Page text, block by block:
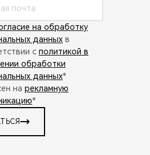
на обработку
данных в
с политикой в
обработки
данных*
на рекламную
*